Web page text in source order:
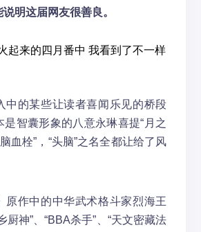
明这届网友很善良。
的某些让读者喜闻乐见的桥段
是智囊形象的八意永琳喜提“月之
血栓”，“头脑”之名全都让给了风
作中的中华武术格斗家烈海王
厨神”、“BBA杀手”、“天文密藏法